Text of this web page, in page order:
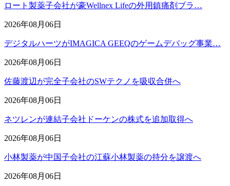
ロート製薬子会社が豪Wellnex Lifeの外用鎮痛剤ブラ…
2026年08月06日
デジタルハーツがIMAGICA GEEQのゲームデバッグ事業…
2026年08月06日
佐藤渡辺が完全子会社のSWテクノを吸収合併へ
2026年08月06日
ネツレンが連結子会社ドーケンの株式を追加取得へ
2026年08月06日
小林製薬が中国子会社の江蘇小林製薬の持分を譲渡へ
2026年08月06日